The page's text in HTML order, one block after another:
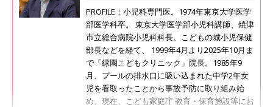
PROFILE：小児科専門医。1974年東京大学医学
部医学科卒。 東京大学医学部小児科講師、焼津
市立総合病院小児科科長、こどもの城小児保健
部長などを経て、 1999年4月より2025年10月ま
で「緑園こどもクリニック」院長。1985年9
月、プールの排水口に吸い込まれた中学2年女
児を看取ったことから事故予防に取り組み始
め、現在、こども家庭庁 教育・保育施設等にお